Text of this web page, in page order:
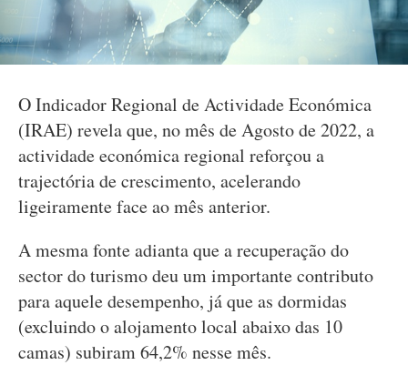
O Indicador Regional de Actividade Económica
(IRAE) revela que, no mês de Agosto de 2022, a
actividade económica regional reforçou a
trajectória de crescimento, acelerando
ligeiramente face ao mês anterior.
A mesma fonte adianta que a recuperação do
sector do turismo deu um importante contributo
para aquele desempenho, já que as dormidas
(excluindo o alojamento local abaixo das 10
camas) subiram 64,2% nesse mês.